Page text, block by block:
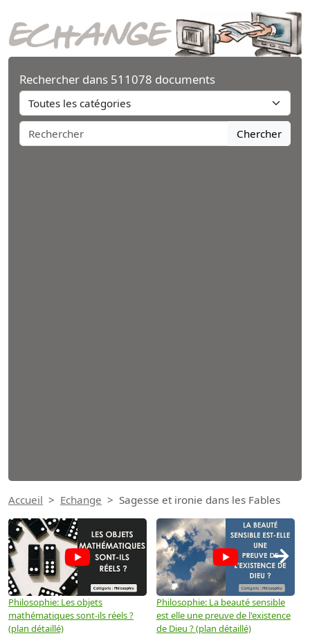
Rechercher dans 511078 documents
Chercher
Accueil Echange Sagesse et ironie dans les Fables
Philosophie: Les objets
mathématiques sont-ils réels ?
(plan détaillé)
Philosophie: La beauté sensible
est elle une preuve de l'existence
de Dieu ? (plan détaillé)
→